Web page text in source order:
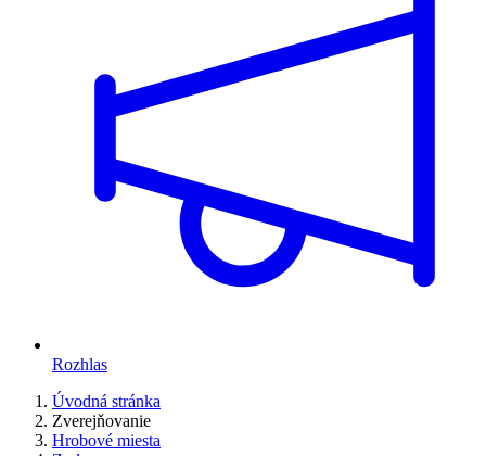
Rozhlas
Úvodná stránka
Zverejňovanie
Hrobové miesta